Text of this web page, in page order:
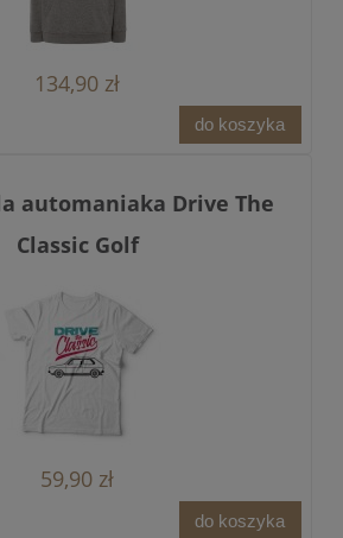
134,90 zł
do koszyka
automaniaka Drive The
Classic Golf
59,90 zł
do koszyka